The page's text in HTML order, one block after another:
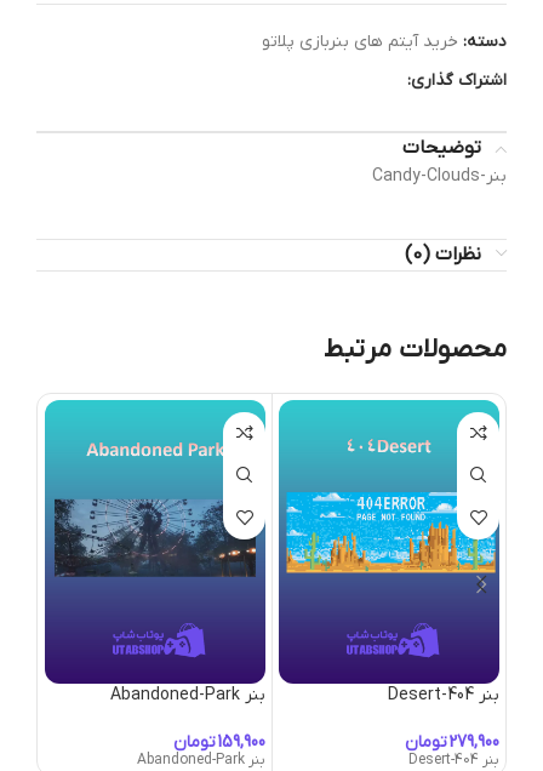
دسته: خرید آیتم های بنربازی پلاتو
اشتراک گذاری:
توضیحات
بنر-Candy-Clouds
نظرات (0)
محصولات مرتبط
بنر 404-Desert
تومان
بنر 404-Desert
بنر Abandoned-Park
تومان
بنر Abandoned-Park